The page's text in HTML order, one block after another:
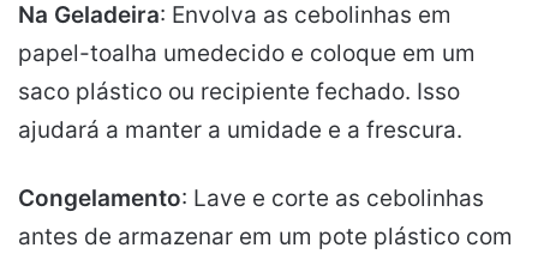
Na Geladeira: Envolva as cebolinhas em
papel-toalha umedecido e coloque em um
saco plástico ou recipiente fechado. Isso
ajudará a manter a umidade e a frescura.
Congelamento: Lave e corte as cebolinhas
antes de armazenar em um pote plástico com